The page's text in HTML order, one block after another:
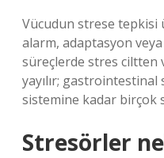
Vücudun strese tepkisi
alarm, adaptasyon
süreçlerde stres ciltten
yayılır; gastrointestinal
sistemine kadar birçok
Stresörler